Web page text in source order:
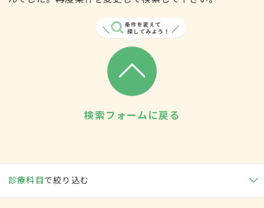
検索フォームに戻る
診療科目で絞り込む